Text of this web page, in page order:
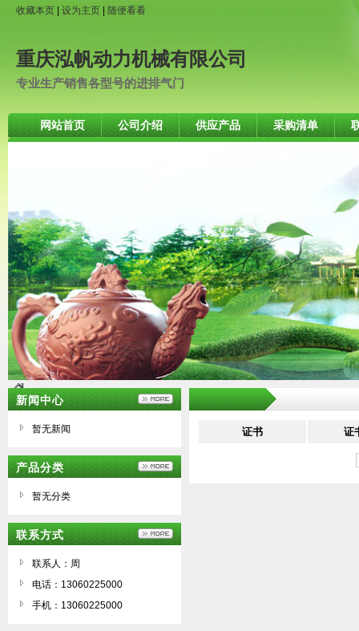
收藏本页 设为主页 随便看看
重庆泓帆动力机械有限公司
专业生产销售各型号的进排气门
网站首页 公司介绍 供应产品 采购清单
新闻中心
暂无新闻
产品分类
暂无分类
联系方式
联系人：周
电话：13060225000
手机：13060225000
证书 证